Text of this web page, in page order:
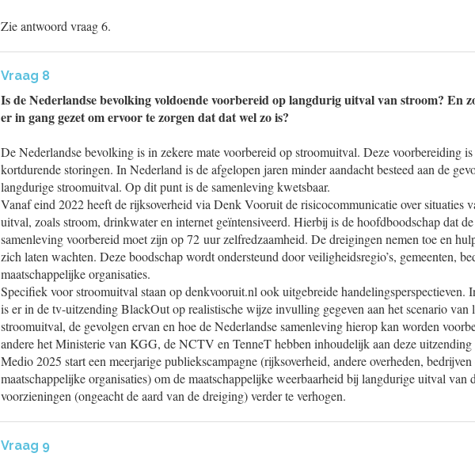
Zie antwoord vraag 6.
Vraag 8
Is de Nederlandse bevolking voldoende voorbereid op langdurig uitval van stroom? En
er in gang gezet om ervoor te zorgen dat dat wel zo is?
De Nederlandse bevolking is in zekere mate voorbereid op stroomuitval. Deze voorbereiding
kortdurende storingen. In Nederland is de afgelopen jaren minder aandacht besteed aan de
langdurige stroomuitval. Op dit punt is de samenleving kwetsbaar.
Vanaf eind 2022 heeft de rijksoverheid via Denk Vooruit de risicocommunicatie over situaties
uitval, zoals stroom, drinkwater en internet geïntensiveerd. Hierbij is de hoofdboodschap dat
samenleving voorbereid moet zijn op 72 uur zelfredzaamheid. De dreigingen nemen toe en
zich laten wachten. Deze boodschap wordt ondersteund door veiligheidsregio’s, gemeenten,
maatschappelijke organisaties.
Specifiek voor stroomuitval staan op denkvooruit.nl ook uitgebreide handelingsperspectieven.
is er in de tv-uitzending BlackOut op realistische wijze invulling gegeven aan het scenario van
stroomuitval, de gevolgen ervan en hoe de Nederlandse samenleving hierop kan worden
andere het Ministerie van KGG, de NCTV en TenneT hebben inhoudelijk aan deze uitzending
Medio 2025 start een meerjarige publiekscampagne (rijksoverheid, andere overheden, bedrijven
maatschappelijke organisaties) om de maatschappelijke weerbaarheid bij langdurige uitval van
voorzieningen (ongeacht de aard van de dreiging) verder te verhogen.
Vraag 9